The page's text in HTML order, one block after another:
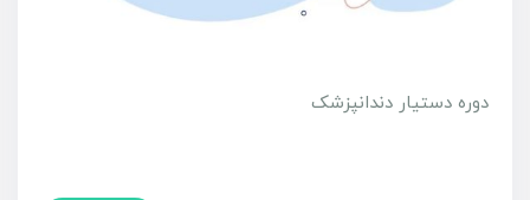
دوره دستیار دندانپزشک